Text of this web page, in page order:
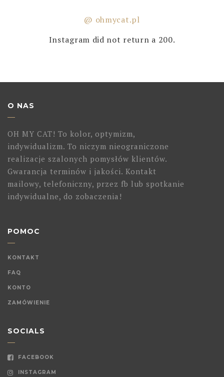
@ ohmycat.pl
Instagram did not return a 200.
O NAS
OH MY CAT! To kolor, optymizm,
indywidualizm. To niczym nieograniczone
realizacje szalonych pomysłów klientów.
Gwarancja terminów i jakości. Kontakt
mailowy, telefoniczny, przez fb lub spotkanie
indywidualne, do zobaczenia!
POMOC
KONTAKT
FAQ
KONTO
ZAMÓWIENIE
SOCIALS
FACEBOOK
INSTAGRAM